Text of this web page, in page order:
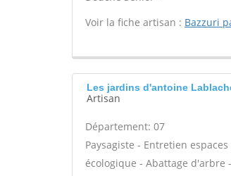
Voir la fiche artisan : Bazzuri
Les jardins d'antoine
Artisan
Département: 07
Paysagiste - Entretien
écologique - Abattage d'arbre